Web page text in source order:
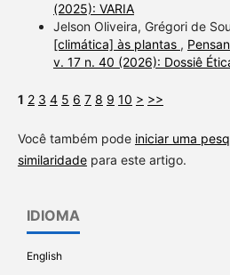
(2025): VARIA
Jelson Oliveira, Grégori de
[climática] às plantas ,
v. 17 n. 40 (2026): Dossiê
1 2 3 4 5 6 7 8 9 10 > >>
Você também pode iniciar uma
similaridadepara este artigo.
IDIOMA
English